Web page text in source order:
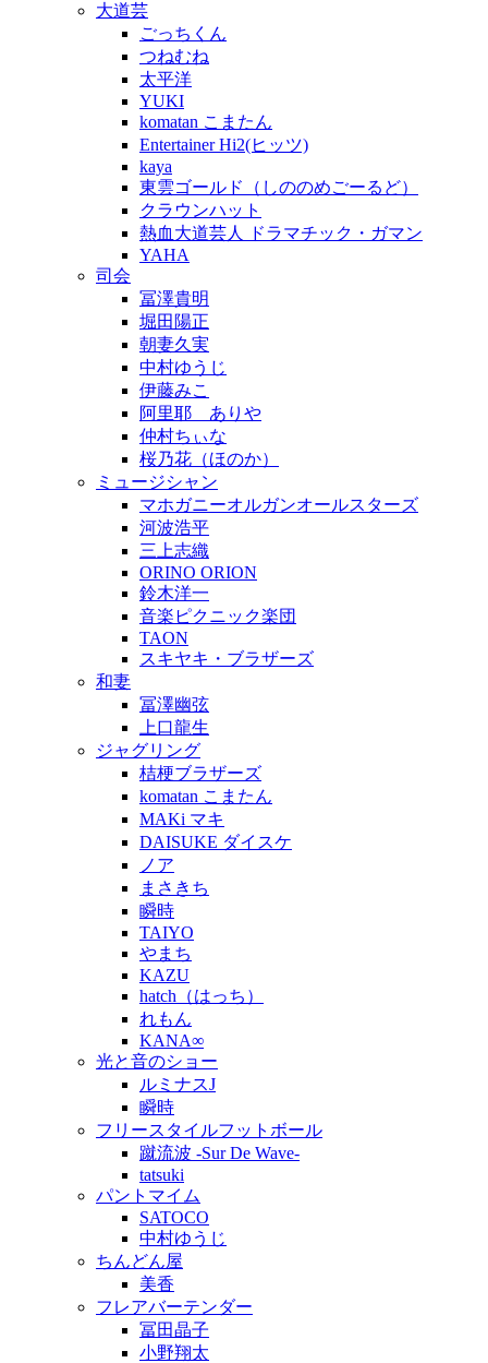
大道芸
ごっちくん
つねむね
太平洋
YUKI
komatan こまたん
Entertainer Hi2(ヒッツ)
kaya
東雲ゴールド（しののめごーるど）
クラウンハット
熱血大道芸人 ドラマチック・ガマン
YAHA
司会
冨澤貴明
堀田陽正
朝妻久実
中村ゆうじ
伊藤みこ
阿里耶 ありや
仲村ちぃな
桜乃花（ほのか）
ミュージシャン
マホガニーオルガンオールスターズ
河波浩平
三上志織
ORINO ORION
鈴木洋一
音楽ピクニック楽団
TAON
スキヤキ・ブラザーズ
和妻
冨澤幽弦
上口龍生
ジャグリング
桔梗ブラザーズ
komatan こまたん
MAKi マキ
DAISUKE ダイスケ
ノア
まさきち
瞬時
TAIYO
やまち
KAZU
hatch（はっち）
れもん
KANA∞
光と音のショー
ルミナスJ
瞬時
フリースタイルフットボール
蹴流波 -Sur De Wave-
tatsuki
パントマイム
SATOCO
中村ゆうじ
ちんどん屋
美香
フレアバーテンダー
冨田晶子
小野翔太